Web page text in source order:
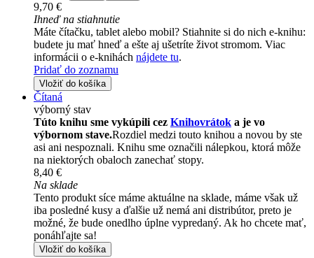
9,70 €
Ihneď na stiahnutie
Máte čítačku, tablet alebo mobil? Stiahnite si do nich e-knihu:
budete ju mať hneď a ešte aj ušetríte život stromom. Viac
informácii o e-knihách nájdete tu.
Pridať do zoznamu
Vložiť do košíka
Čítaná
výborný stav
Túto knihu sme vykúpili cez Knihovrátok a je vo
výbornom stave.Rozdiel medzi touto knihou a novou by ste
asi ani nespoznali. Knihu sme označili nálepkou, ktorá môže
na niektorých obaloch zanechať stopy.
8,40 €
Na sklade
Tento produkt síce máme aktuálne na sklade, máme však už
iba posledné kusy a ďalšie už nemá ani distribútor, preto je
možné, že bude onedlho úplne vypredaný. Ak ho chcete mať,
ponáhľajte sa!
Vložiť do košíka